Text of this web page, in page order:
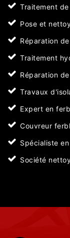
Traitement
Pose et
Réparation
Traitement
Réparation
Travaux
Expert en
Couvreur
Spécialiste
Société